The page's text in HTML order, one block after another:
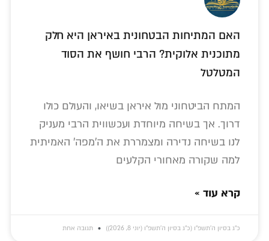
האם המתיחות הבטחונית באיראן היא חלק
מתוכנית אלוקית? הרבי חושף את הסוד
המטלטל
המתח הביטחוני מול איראן בשיאו, והעולם כולו
דרוך. אך בשיחה מיוחדת ועכשווית הרבי מעניק
לנו בשיחה נדירה ומצמררת את ה'מפה' האמיתית
למה שקורה מאחורי הקלעים
קרא עוד »
כ״ג בסיון ה׳תשפ״ו (כ״ג בסיון ה׳תשפ״ו (יוני 8, 2026)) תגובה אחת